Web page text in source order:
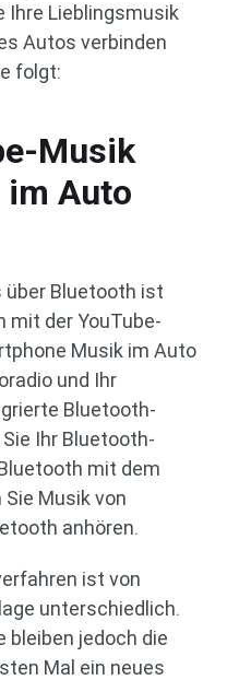
Ihre Lieblingsmusik
Autos verbinden
folgt:
Musik
im Auto
über Bluetooth ist
mit der YouTube-
Musik im Auto
und Ihr
Bluetooth-
Ihr Bluetooth-
mit dem
Musik von
anhören.
ist von
unterschiedlich.
bleiben jedoch die
Mal ein neues